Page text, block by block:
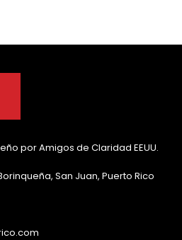
por Amigos de Claridad EEUU.
San Juan, Puerto Rico